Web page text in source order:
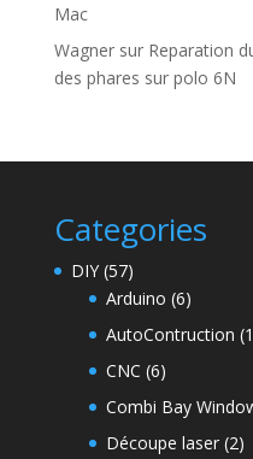
Mac
Wagnersur Reparation
des phares sur polo 6N
Categories
DIY(57)
Arduino (6)
AutoContruction
CNC (6)
Combi Bay
Découpe laser(2)